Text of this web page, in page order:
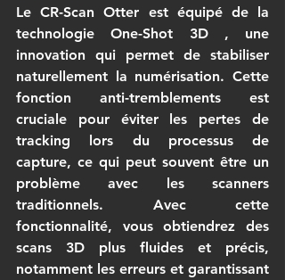
Le CR-Scan Otter est équipé de la
technologie One-Shot 3D , une
innovation qui permet de stabiliser
naturellement la numérisation. Cette
fonction anti-tremblements est
cruciale pour éviter les pertes de
tracking lors du processus de
capture, ce qui peut souvent être un
problème avec les scanners
traditionnels. Avec cette
scans 3D plus fluides et précis,
notamment les erreurs et garantissant